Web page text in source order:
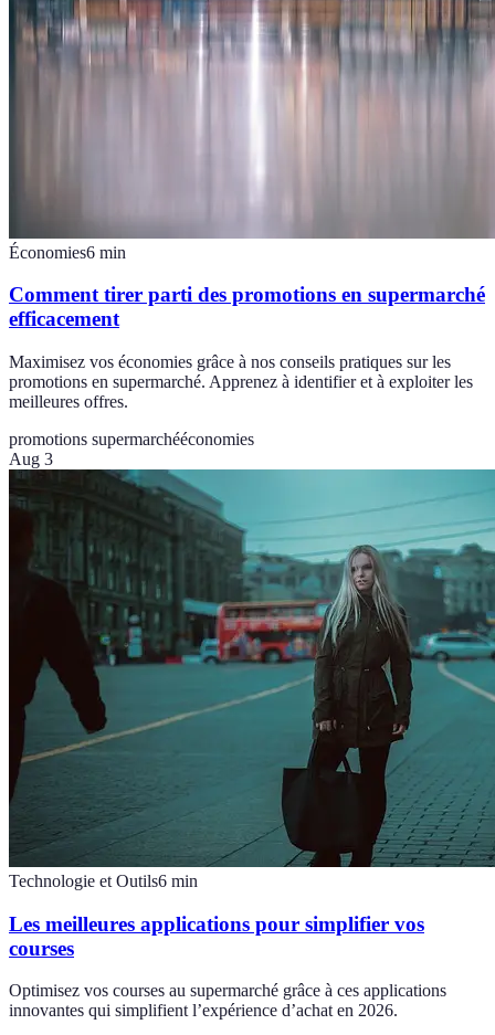
Économies6 min
Comment tirer parti des promotions en supermarché
efficacement
Maximisez vos économies grâce à nos conseils pratiques sur les
promotions en supermarché. Apprenez à identifier et à exploiter les
meilleures offres.
promotions supermarchééconomies
Aug 3
Technologie et Outils6 min
Les meilleures applications pour simplifier vos
courses
Optimisez vos courses au supermarché grâce à ces applications
innovantes qui simplifient l’expérience d’achat en 2026.